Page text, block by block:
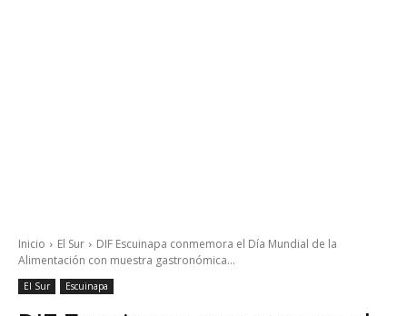
Inicio El Sur
DIF Escuinapa conmemora el Día Mundial de la
Alimentación con muestra gastronómica...
El Sur Escuinapa